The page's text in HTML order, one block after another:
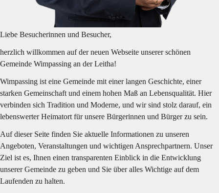
Liebe Besucherinnen und Besucher,
herzlich willkommen auf der neuen Webseite unserer schönen
Gemeinde Wimpassing an der Leitha!
Wimpassing ist eine Gemeinde mit einer langen Geschichte, einer
starken Gemeinschaft und einem hohen Maß an Lebensqualität. Hier
verbinden sich Tradition und Moderne, und wir sind stolz darauf, ein
lebenswerter Heimatort für unsere Bürgerinnen und Bürger zu sein.
Auf dieser Seite finden Sie aktuelle Informationen zu unseren
Angeboten, Veranstaltungen und wichtigen Ansprechpartnern. Unser
Ziel ist es, Ihnen einen transparenten Einblick in die Entwicklung
unserer Gemeinde zu geben und Sie über alles Wichtige auf dem
Laufenden zu halten.